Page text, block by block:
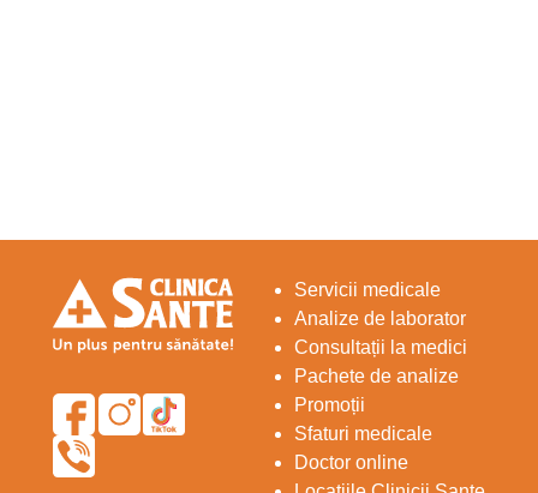
Servicii medicale
Analize de laborator
Consultații la medici
Pachete de analize
Promoții
Sfaturi medicale
Doctor online